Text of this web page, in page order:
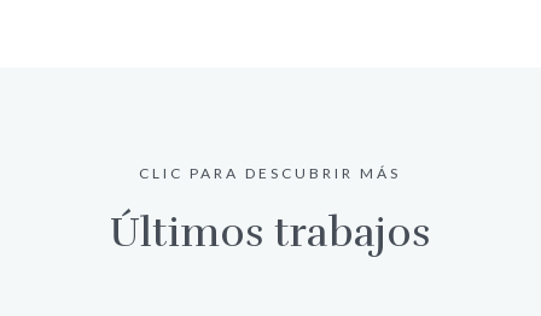
CLIC PARA DESCUBRIR MÁS
Últimos trabajos